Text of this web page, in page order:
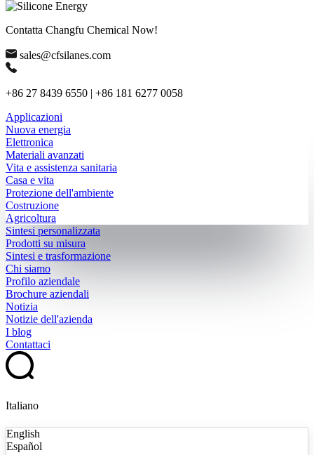
Contatta Changfu Chemical Now!
sales@cfsilanes.com
+86 27 8439 6550 | +86 181 6277 0058
Applicazioni
Nuova energia
Elettronica
Materiali avanzati
Vita e assistenza sanitaria
Casa e vita
Protezione dell'ambiente
Costruzione
Agricoltura
Sintesi personalizzata
Prodotti su misura
Sintesi e trasformazione
Chi siamo
Profilo aziendale
Brochure aziendali
Notizia
Notizie dell'azienda
I blog
Contattaci
Italiano
English
Español